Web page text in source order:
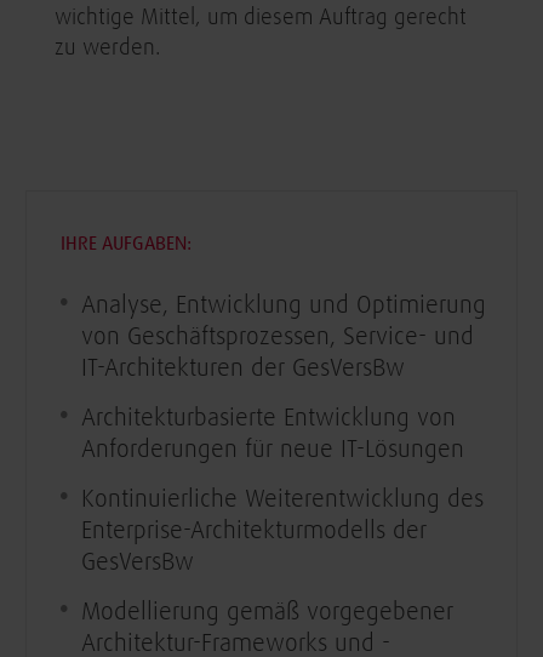
wichtige Mittel, um diesem Auftrag gerecht
zu werden.
IHRE AUFGABEN:
Analyse, Entwicklung und Optimierung
von Geschäftsprozessen, Service- und
IT-Architekturen der GesVersBw
Architekturbasierte Entwicklung von
Anforderungen für neue IT-Lösungen
Kontinuierliche Weiterentwicklung des
Enterprise-Architekturmodells der
GesVersBw
Modellierung gemäß vorgegebener
Architektur-Frameworks und -